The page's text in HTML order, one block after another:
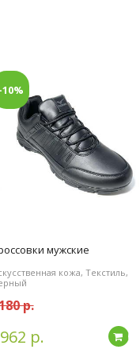
мужские
кожа, Текстиль,
р.
р.